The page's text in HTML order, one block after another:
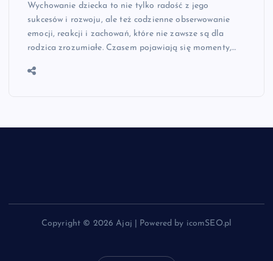
Wychowanie dziecka to nie tylko radość z jego
sukcesów i rozwoju, ale też codzienne obserwowanie
emocji, reakcji i zachowań, które nie zawsze są dla
rodzica zrozumiałe. Czasem pojawiają się momenty,…
Copyright © 2026 Ajaj | Powered by icomSEO.pl